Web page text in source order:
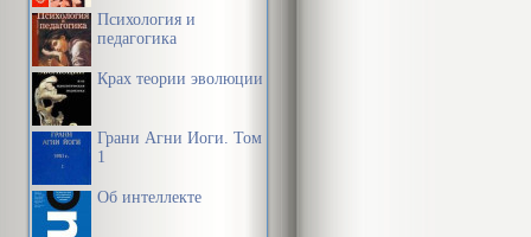
Психология и
педагогика
Крах теории эволюции
Грани Агни Йоги. Том
1
Об интеллекте